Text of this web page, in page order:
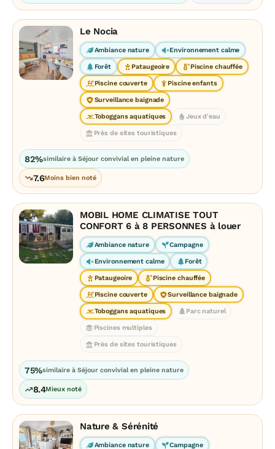
Le Nocia
Ambiance nature Environnement calme
Forêt Pataugeoire Piscine chauffée
Piscine couverte Piscine enfants
Surveillance baignade
Toboggans aquatiques Jeux d'eau
Près de sites touristiques
82%similaire à Séjour convivial en pleine nature
7.6Moins bien noté
MOBIL HOME CLIMATISE TOUT
CONFORT 6 à 8 PERSONNES à louer
Ambiance nature Campagne
Environnement calme Forêt
Pataugeoire Piscine chauffée
Piscine couverte Surveillance baignade
Toboggans aquatiques Parc naturel
Piscines multiples
Près de sites touristiques
75%similaire à Séjour convivial en pleine nature
8.4Mieux noté
Nature & Sérénité
Ambiance nature Campagne